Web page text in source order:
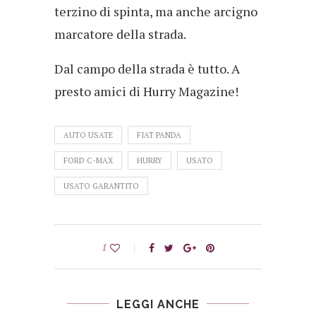
terzino di spinta, ma anche arcigno
marcatore della strada.
Dal campo della strada è tutto. A
presto amici di Hurry Magazine!
AUTO USATE FIAT PANDA
FORD C-MAX HURRY USATO
USATO GARANTITO
1
LEGGI ANCHE